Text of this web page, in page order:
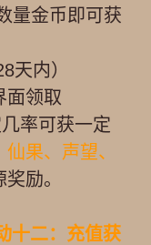
量金币即可获
天内）
面领取
率可获一定
果、声望、
励。
十二：充值获